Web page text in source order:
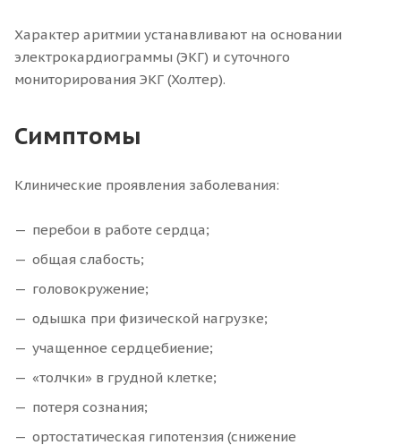
Характер аритмии устанавливают на основании
электрокардиограммы (ЭКГ) и суточного
мониторирования ЭКГ (Холтер).
Симптомы
Клинические проявления заболевания:
перебои в работе сердца;
общая слабость;
головокружение;
одышка при физической нагрузке;
учащенное сердцебиение;
«толчки» в грудной клетке;
потеря сознания;
ортостатическая гипотензия (снижение